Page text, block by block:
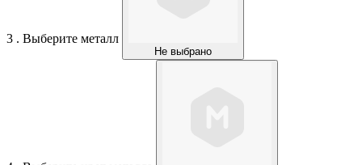
3 . Выберите металл
Не выбрано